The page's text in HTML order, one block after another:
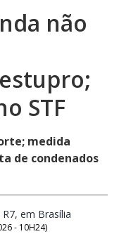
não
STF
medida
de condenados
em Brasília
- 10H24)